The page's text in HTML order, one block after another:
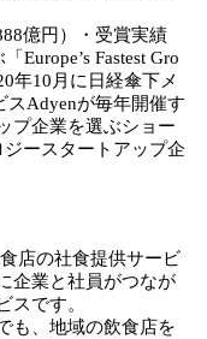
億円）・受賞実績
Europe’s Fastest Gro
年10月に日経傘下メ
スAdyenが毎年開催す
プ企業を選ぶショー
ースタートアップ企
店の社食提供サービ
企業と社員がつなが
スです。
も、地域の飲食店を